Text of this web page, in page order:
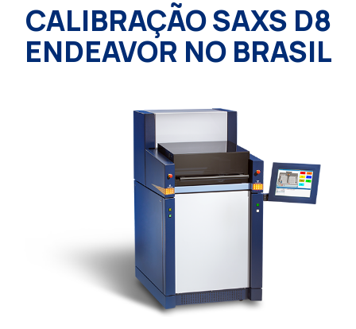
CALIBRAÇÃO SAXS D8
ENDEAVOR NO BRASIL